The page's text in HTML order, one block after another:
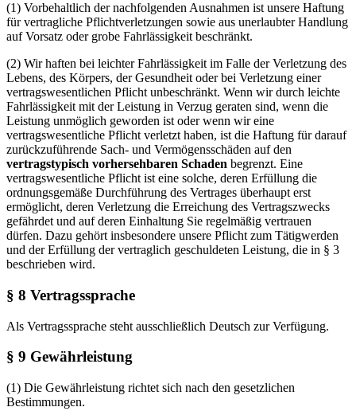
(1) Vorbehaltlich der nachfolgenden Ausnahmen ist unsere Haftung
für vertragliche Pflichtverletzungen sowie aus unerlaubter Handlung
auf Vorsatz oder grobe Fahrlässigkeit beschränkt.
(2) Wir haften bei leichter Fahrlässigkeit im Falle der Verletzung des
Lebens, des Körpers, der Gesundheit oder bei Verletzung einer
vertragswesentlichen Pflicht unbeschränkt. Wenn wir durch leichte
Fahrlässigkeit mit der Leistung in Verzug geraten sind, wenn die
Leistung unmöglich geworden ist oder wenn wir eine
vertragswesentliche Pflicht verletzt haben, ist die Haftung für darauf
zurückzuführende Sach- und Vermögensschäden auf den
vertragstypisch vorhersehbaren Schaden begrenzt. Eine
vertragswesentliche Pflicht ist eine solche, deren Erfüllung die
ordnungsgemäße Durchführung des Vertrages überhaupt erst
ermöglicht, deren Verletzung die Erreichung des Vertragszwecks
gefährdet und auf deren Einhaltung Sie regelmäßig vertrauen
dürfen. Dazu gehört insbesondere unsere Pflicht zum Tätigwerden
und der Erfüllung der vertraglich geschuldeten Leistung, die in § 3
beschrieben wird.
§ 8 Vertragssprache
Als Vertragssprache steht ausschließlich Deutsch zur Verfügung.
§ 9 Gewährleistung
(1) Die Gewährleistung richtet sich nach den gesetzlichen
Bestimmungen.